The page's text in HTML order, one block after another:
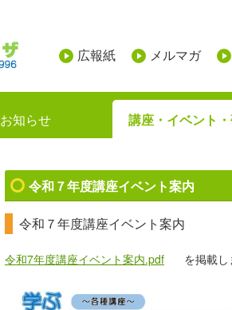
広報紙 メルマガ
お知らせ 講座・イベント
令和７年度講座イベント案内
令和７年度講座イベント案内
令和7年度講座イベント案内.pdf を掲載し